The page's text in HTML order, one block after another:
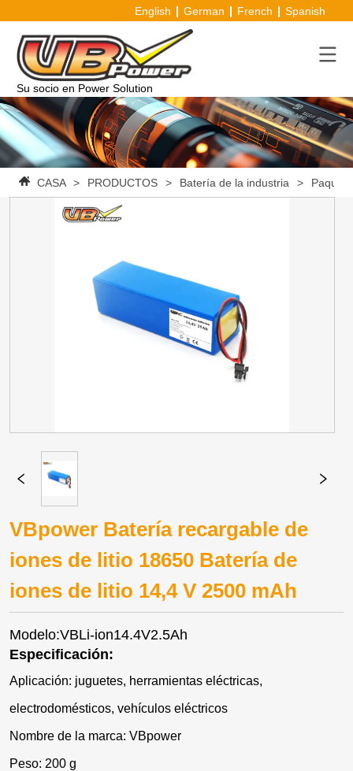
English German French Spanish
Su socio en Power Solution
CASA > PRODUCTOS > Batería de la industria >
VBpower Batería recargable de
iones de litio 18650 Batería de
iones de litio 14,4 V 2500 mAh
Modelo:VBLi-ion14.4V2.5Ah
Especificación:
Aplicación: juguetes, herramientas eléctricas,
electrodomésticos, vehículos eléctricos
Nombre de la marca: VBpower
Peso: 200 g